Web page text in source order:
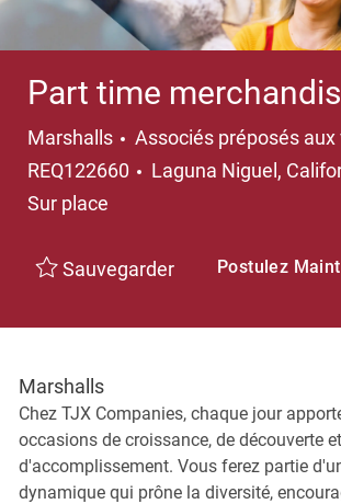
Part time
Marshalls Catégorie
Associés préposés
REQ122660
Emplacement
Laguna Niguel,
Sur place
Sauvegarder Postulez
Marshalls
Chez TJX Companies, chaque jour
occasions de croissance, de découverte et
d'accomplissement. Vous ferez partie
dynamique qui prône la diversité,